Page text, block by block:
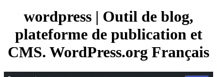
wordpress | Outil de blog,
plateforme de publication et
CMS. WordPress.org Français